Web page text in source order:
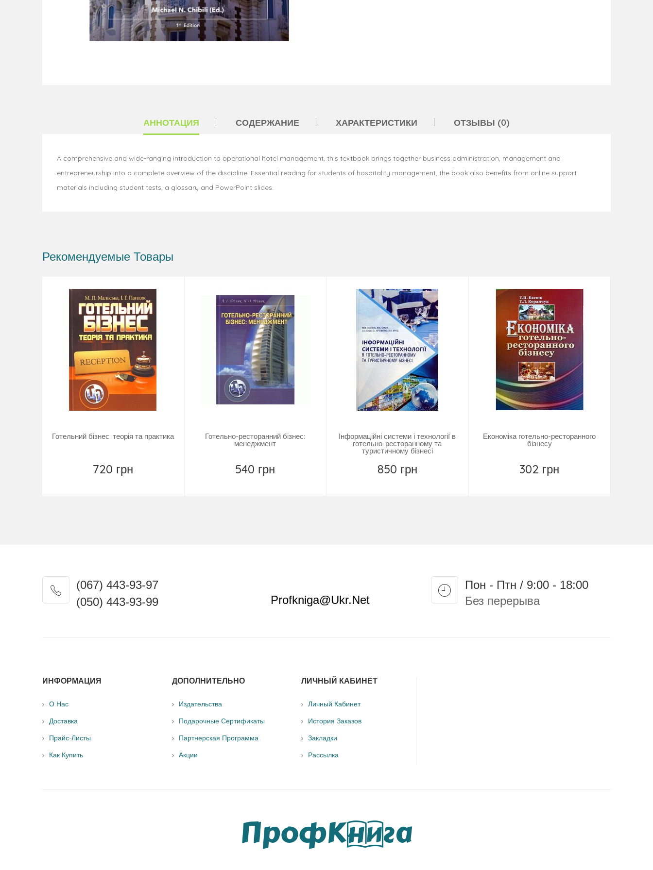
АННОТАЦИЯ СОДЕРЖАНИЕ ХАРАКТЕРИСТИКИ ОТЗЫВЫ (0)
A comprehensive and wide-ranging introduction to operational hotel management, this textbook brings together business administration, management and
entrepreneurship into a complete overview of the discipline. Essential reading for students of hospitality management, the book also benefits from online support
materials including student tests, a glossary and PowerPoint slides.
Рекомендуемые Товары
Готельний бізнес: теорія та практика
720 грн
Готельно-ресторанний бізнес:
менеджмент
540 грн
Інформаційні системи і технології в
готельно-ресторанному та
туристичному бізнесі
850 грн
Економіка готельно-ресторанного
бізнесу
302 грн
(067) 443-93-97
(050) 443-93-99
Profkniga@ukr.net
Пон - Птн / 9:00 - 18:00
Без перерыва
ИНФОРМАЦИЯ
О Нас
Доставка
Прайс-Листы
Как Купить
ДОПОЛНИТЕЛЬНО
Издательства
Подарочные Сертификаты
Партнерская Программа
Акции
ЛИЧНЫЙ КАБИНЕТ
Личный Кабинет
История Заказов
Закладки
Рассылка